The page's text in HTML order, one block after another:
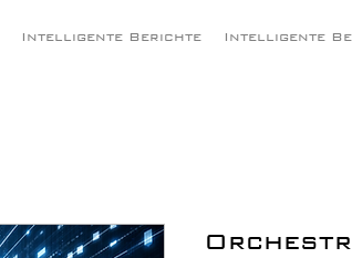
Intelligente Berichte Intelligente